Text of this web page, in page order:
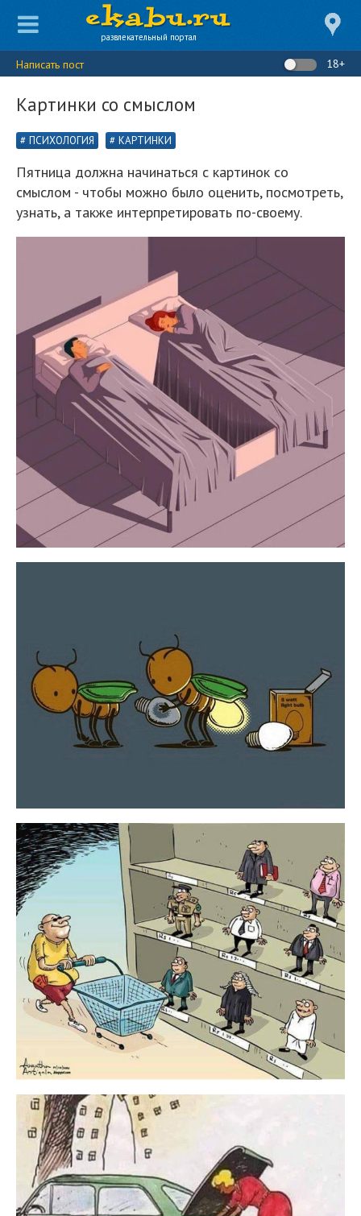
развлекательный портал
Написать пост 18+
Картинки со смыслом
ПСИХОЛОГИЯ КАРТИНКИ
Пятница должна начинаться с картинок со
смыслом - чтобы можно было оценить, посмотреть,
узнать, а также интерпретировать по-своему.